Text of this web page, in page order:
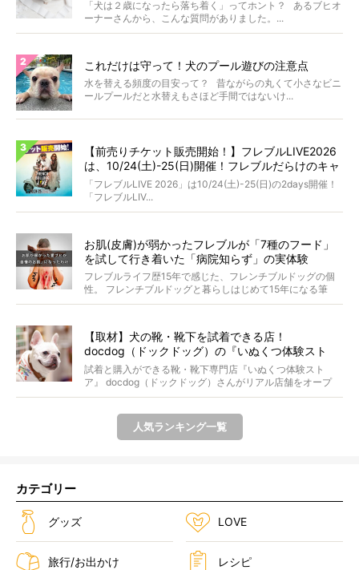
「犬は２歳になったら落ち着く」ってホント？ あるブヒオ
ーナーさんから、こんな質問がありました。...
これだけは守って！犬のプール遊びの注意点
水を替える頻度の目安って？ 昔ながらの丸くて小さなビニ
ールプールだと水替えもさほど手間ではないけ...
【前売りチケット販売開始！】フレブルLIVE2026
は、10/24(土)-25(日)開催！フレブルだらけのキャ
ンプ・前夜祭・バスプランも新登場!?
「フレブルLIVE 2026」は10/24(土)-25(日)の2days開催！
「フレブルLIV...
お肌(皮膚)が弱かったフレブルが「7種のフード」
を試して行き着いた「病院知らず」の実体験
フレブルライフ歴15年で感じた、フレンチブルドッグの個
性。 フレンチブルドッグと暮らしはじめて15年になる筆
者...
【取材】犬の靴・靴下を試着できる店！
docdog（ドックドッグ）の『いぬくつ体験スト
ア』に行ってみた
試着と購入ができる靴・靴下専門店『いぬくつ体験スト
ア』 docdog（ドックドッグ）さんがリアル店舗をオープ
ン...
人気ランキング一覧
カテゴリー
グッズ LOVE
旅行/お出かけ レシピ